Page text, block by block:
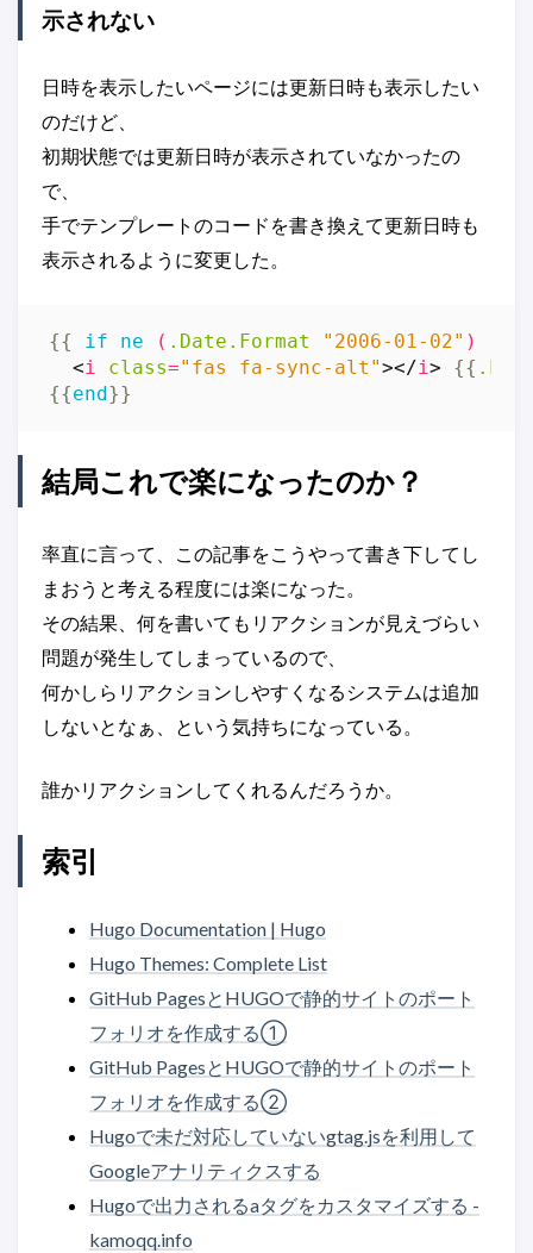
示されない
日時を表示したいページには更新日時も表示したい
のだけど、
初期状態では更新日時が表示されていなかったの
で、
手でテンプレートのコードを書き換えて更新日時も
表示されるように変更した。
{{ if ne ( .Date.Format "2006-01-02" )
<i class="fas fa-sync-alt"></i> {{
{{end }}
結局これで楽になったのか？
率直に言って、この記事をこうやって書き下してし
まおうと考える程度には楽になった。
その結果、何を書いてもリアクションが見えづらい
問題が発生してしまっているので、
何かしらリアクションしやすくなるシステムは追加
しないとなぁ、という気持ちになっている。
誰かリアクションしてくれるんだろうか。
索引
Hugo Documentation | Hugo
Hugo Themes: Complete List
GitHub PagesとHUGOで静的サイトのポート
フォリオを作成する①
GitHub PagesとHUGOで静的サイトのポート
フォリオを作成する②
Hugoで未だ対応していないgtag.jsを利用して
Googleアナリティクスする
Hugoで出力されるaタグをカスタマイズする -
kamoqq.info